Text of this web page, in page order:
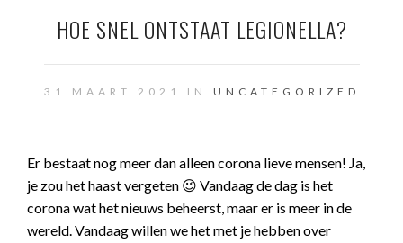
HOE SNEL ONTSTAAT LEGIONELLA?
31 MAART 2021 IN UNCATEGORIZED
Er bestaat nog meer dan alleen corona lieve mensen! Ja,
je zou het haast vergeten 😉 Vandaag de dag is het
corona wat het nieuws beheerst, maar er is meer in de
wereld. Vandaag willen we het met je hebben over